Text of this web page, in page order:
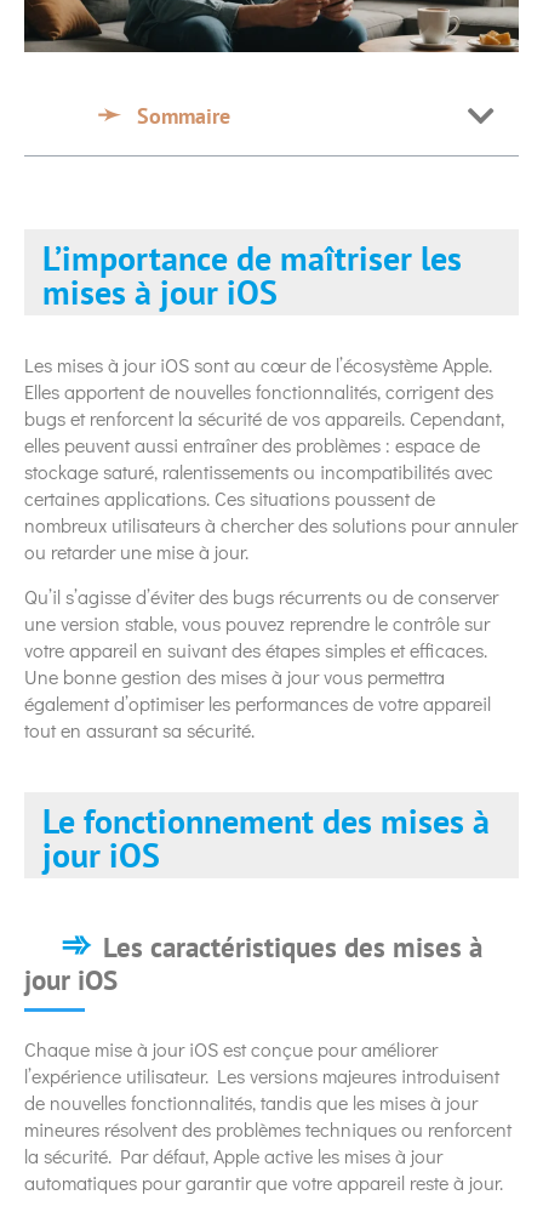
Sommaire
L’importance de maîtriser les
mises à jour iOS
Les mises à jour iOS sont au cœur de l’écosystème Apple.
Elles apportent de nouvelles fonctionnalités, corrigent des
bugs et renforcent la sécurité de vos appareils. Cependant,
elles peuvent aussi entraîner des problèmes : espace de
stockage saturé, ralentissements ou incompatibilités avec
certaines applications. Ces situations poussent de
nombreux utilisateurs à chercher des solutions pour annuler
ou retarder une mise à jour.
Qu’il s’agisse d’éviter des bugs récurrents ou de conserver
une version stable, vous pouvez reprendre le contrôle sur
votre appareil en suivant des étapes simples et efficaces.
Une bonne gestion des mises à jour vous permettra
également d’optimiser les performances de votre appareil
tout en assurant sa sécurité.
Le fonctionnement des mises à
jour iOS
Les caractéristiques des mises à
jour iOS
Chaque mise à jour iOS est conçue pour améliorer
l’expérience utilisateur. Les versions majeures introduisent
de nouvelles fonctionnalités, tandis que les mises à jour
mineures résolvent des problèmes techniques ou renforcent
la sécurité. Par défaut, Apple active les mises à jour
automatiques pour garantir que votre appareil reste à jour.